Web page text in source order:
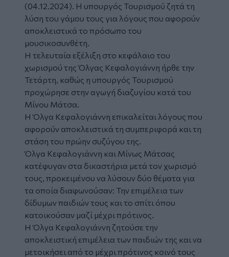
(04.12.2024). Η υπουργός Τουρισμού ζητά τη
λύση του γάμου τους για λόγους που αφορούν
αποκλειστικά το πρόσωπο του
μουσικοσυνθέτη.
Η τελευταία εξέλιξη στο κεφάλαιο του
χωρισμού της Όλγας Κεφαλογιάννη ήρθε την
Τετάρτη, καθώς η υπουργός Τουρισμού
προχώρησε στην αγωγή διαζυγίου κατά του
Μίνου Μάτσα.
Η Όλγα Κεφαλογιάννη επικαλείται λόγους που
αφορούν αποκλειστικά τη συμπεριφορά και τη
στάση του πρώην συζύγου της.
Όλγα Κεφαλογιάννη και Μίνως Μάτσας
κατέφυγαν στα δικαστήρια μετά τον χωρισμό
τους, προκειμένου να λύσουν δύο θέματα για
τα οποία διαφωνούσαν: Την επιμέλεια των
δίδυμων παιδιών τους και το σπίτι όπου
κατοικούσαν μαζί μέχρι πρότινος.
Η Όλγα Κεφαλογιάννη ζητούσε την
αποκλειστική επιμέλεια των παιδιών της και να
μετοικήσει από το μέχρι πρότινος κοινό τους